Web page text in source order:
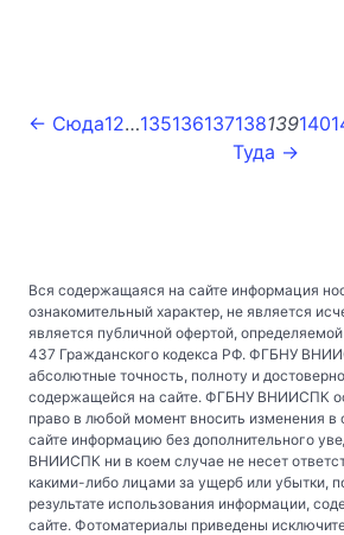
← Сюда12…135136137138139140
Туда →
Вся содержащаяся на сайте информация
ознакомительный характер, не является
является публичной офертой,
437 Гражданского кодекса РФ. ФГБНУ
абсолютные точность, полноту и
содержащейся на сайте. ФГБНУ ВНИИСПК
право в любой момент вносить изменения
сайте информацию без дополнительного
ВНИИСПК ни в коем случае не несет
какими-либо лицами за ущерб или убытки,
результате использования информации,
сайте. Фотоматериалы приведены